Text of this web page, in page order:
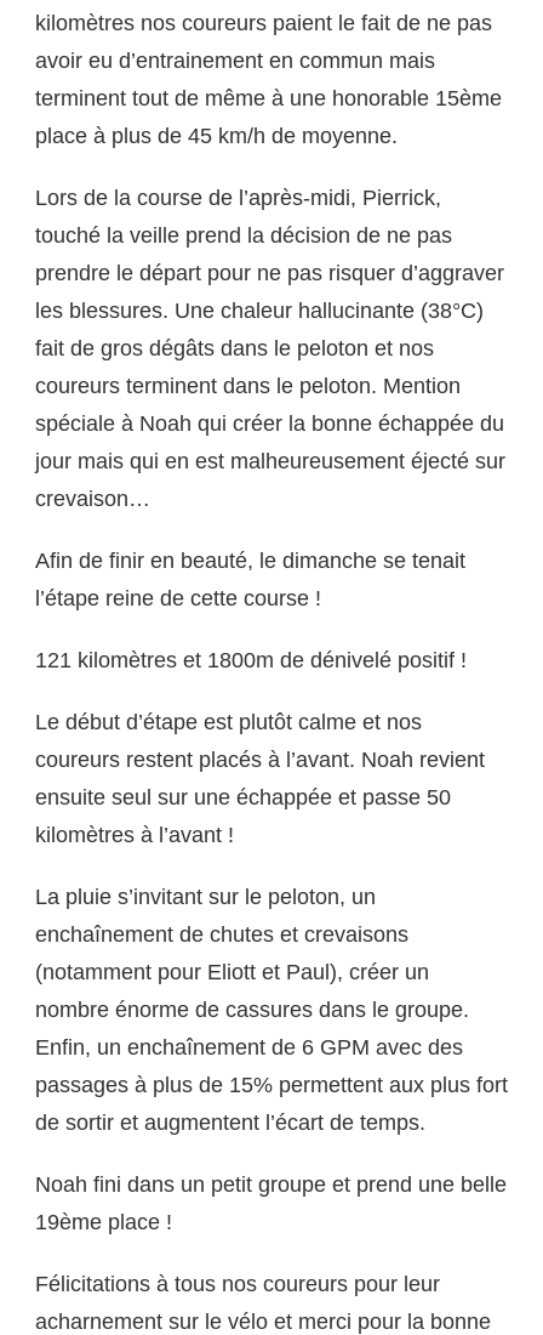
kilomètres nos coureurs paient le fait de ne pas
avoir eu d’entrainement en commun mais
terminent tout de même à une honorable 15ème
place à plus de 45 km/h de moyenne.
Lors de la course de l’après-midi, Pierrick,
touché la veille prend la décision de ne pas
prendre le départ pour ne pas risquer d’aggraver
les blessures. Une chaleur hallucinante (38°C)
fait de gros dégâts dans le peloton et nos
coureurs terminent dans le peloton. Mention
spéciale à Noah qui créer la bonne échappée du
jour mais qui en est malheureusement éjecté sur
crevaison…
Afin de finir en beauté, le dimanche se tenait
l’étape reine de cette course !
121 kilomètres et 1800m de dénivelé positif !
Le début d’étape est plutôt calme et nos
coureurs restent placés à l’avant. Noah revient
ensuite seul sur une échappée et passe 50
kilomètres à l’avant !
La pluie s’invitant sur le peloton, un
enchaînement de chutes et crevaisons
(notamment pour Eliott et Paul), créer un
nombre énorme de cassures dans le groupe.
Enfin, un enchaînement de 6 GPM avec des
passages à plus de 15% permettent aux plus fort
de sortir et augmentent l’écart de temps.
Noah fini dans un petit groupe et prend une belle
19ème place !
Félicitations à tous nos coureurs pour leur
acharnement sur le vélo et merci pour la bonne